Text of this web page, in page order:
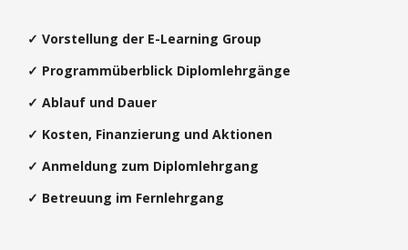
✓ Vorstellung der E-Learning Group
✓ Programmüberblick Diplomlehrgänge
✓ Ablauf und Dauer
✓ Kosten, Finanzierung und Aktionen
✓ Anmeldung zum Diplomlehrgang
✓ Betreuung im Fernlehrgang